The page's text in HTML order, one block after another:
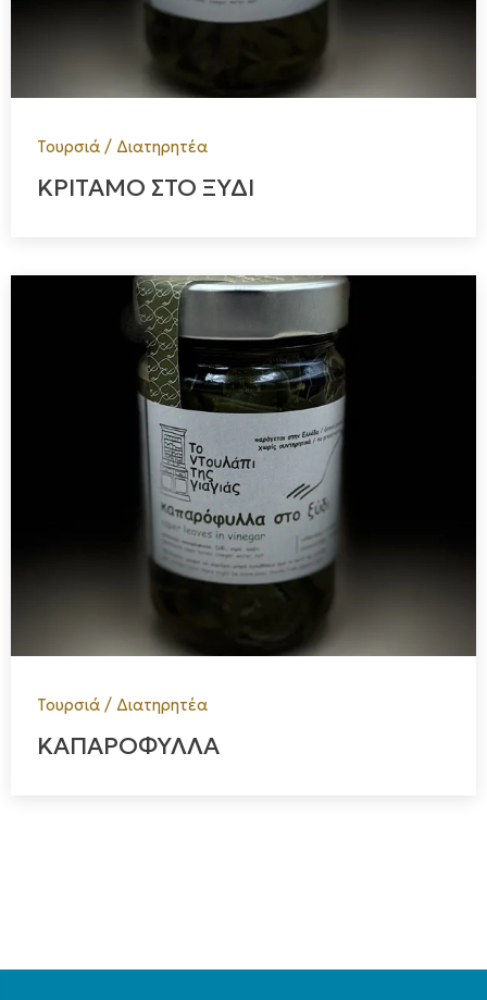
Τουρσιά / Διατηρητέα
ΚΡΙΤΑΜΟ ΣΤΟ ΞΥΔΙ
Τουρσιά / Διατηρητέα
ΚΑΠΑΡΟΦΥΛΛΑ